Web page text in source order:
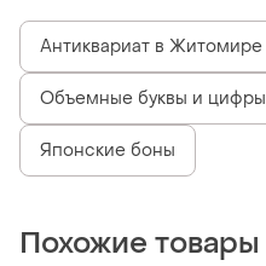
Антиквариат в Житомире
Объемные буквы и цифры
Японские боны
Похожие товары